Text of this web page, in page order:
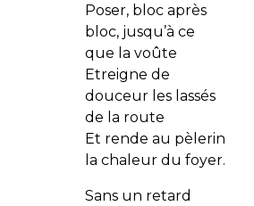
Poser, bloc après
bloc, jusqu’à ce
que la voûte
Etreigne de
douceur les lassés
de la route
Et rende au pèlerin
la chaleur du foyer.
Sans un retard